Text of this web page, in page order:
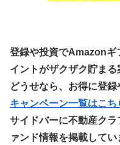
登録や投資でAmazonギ
イントがザクザク貯まる
どうせなら、お得に登
キャンペーン一覧はこち
サイドバーに不動産ク
ァンド情報を掲載してい